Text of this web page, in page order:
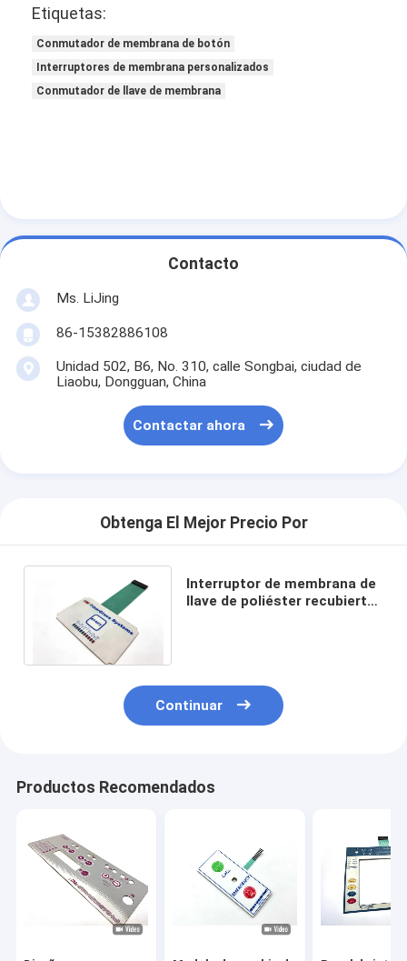
Etiquetas:
Conmutador de membrana de botón
Interruptores de membrana personalizados
Conmutador de llave de membrana
Contacto
Ms. LiJing
86-15382886108
Unidad 502, B6, No. 310, calle Songbai, ciudad de
Liaobu, Dongguan, China
Contactar ahora
Obtenga El Mejor Precio Por
Interruptor de membrana de
llave de poliéster recubierto
Continuar
Productos Recomendados